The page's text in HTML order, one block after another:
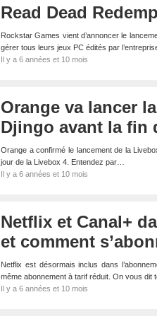
Read Dead
Rockstar Games vient d’annoncer le
gérer tous leurs jeux PC édités par
Il y a 6 années et 10 mois
Orange va lancer
Djingo avant la fin
Orange a confirmé le lancement de la
jour de la Livebox 4. Entendez par…
Il y a 6 années et 10 mois
Netflix et Canal+
et comment
Netflix est désormais inclus dans
même abonnement à tarif réduit. On vous dit
Il y a 6 années et 10 mois